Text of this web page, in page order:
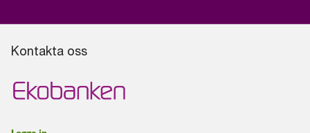
Kontakta oss